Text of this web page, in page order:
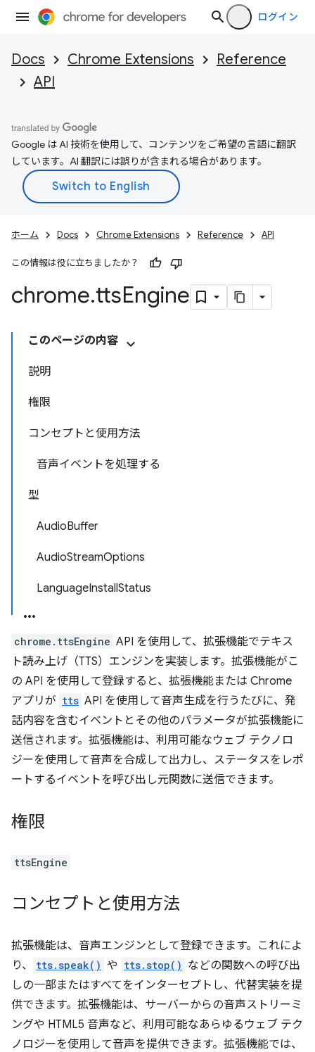
ログイン
Docs Chrome Extensions
Reference
API
Google は AI 技術を使用して、コンテンツをご希望の言語に翻訳
しています。AI 翻訳には誤りが含まれる場合があります。
ホーム Docs Chrome Extensions Reference API
この情報は役に立ちましたか？
chrome.ttsEngine
このページの内容
説明
権限
コンセプトと使用方法
音声イベントを処理する
型
AudioBuffer
AudioStreamOptions
LanguageInstallStatus
chrome.ttsEngine API を使用して、拡張機能でテキス
ト読み上げ（TTS）エンジンを実装します。拡張機能がこ
の API を使用して登録すると、拡張機能または Chrome
アプリが tts API を使用して音声生成を行うたびに、発
話内容を含むイベントとその他のパラメータが拡張機能に
送信されます。拡張機能は、利用可能なウェブ テクノロ
ジーを使用して音声を合成して出力し、ステータスをレポ
ートするイベントを呼び出し元関数に送信できます。
権限
ttsEngine
コンセプトと使用方法
拡張機能は、音声エンジンとして登録できます。これによ
り、
tts.speak() や tts.stop() などの関数への呼び出
しの一部またはすべてをインターセプトし、代替実装を提
供できます。拡張機能は、サーバーからの音声ストリーミ
ングや HTML5 音声など、利用可能なあらゆるウェブ テク
ノロジーを使用して音声を提供できます。拡張機能では、